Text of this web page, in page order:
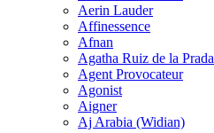
Aerin Lauder
Affinessence
Afnan
Agatha Ruiz de la Prada
Agent Provocateur
Agonist
Aigner
Aj Arabia (Widian)